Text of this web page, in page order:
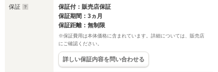
保証
保証付：販売店保証
保証期間：3ヵ月
保証距離：無制限
※保証費用は本体価格に含まれています。詳細については、販売店
にご確認ください。
詳しい保証内容を問い合わせる